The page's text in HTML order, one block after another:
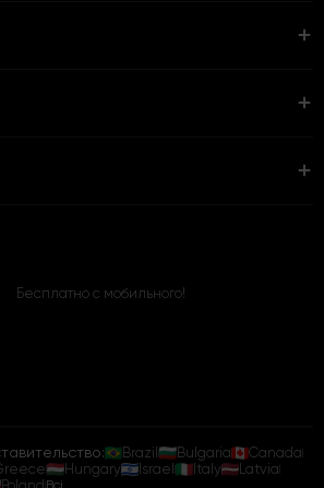
Бесплатно с мобильного!
Brazil Bulgaria
Canada
Hungary Israel Italy
Latvia